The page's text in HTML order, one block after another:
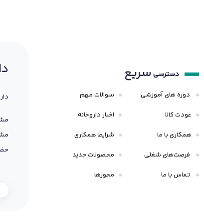
دسترسی سریع
دوره های آموزشی
عودت کالا
همکاری با ما
فرصت‌های شغلی
تماس با ما
سوالات مهم
اخبار داروخانه
شرایط همکاری
محصولات جدید
مجوزها